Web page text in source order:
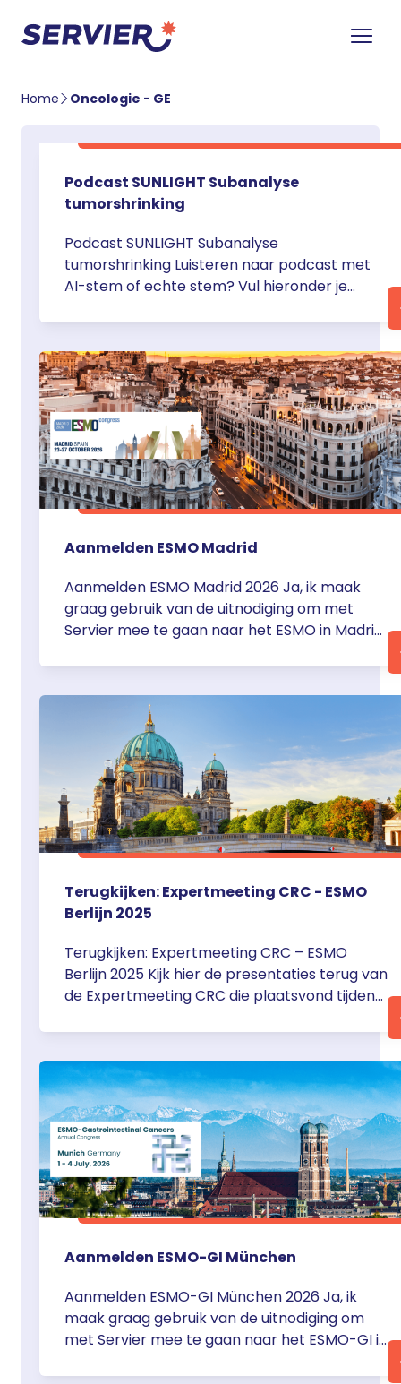
Home Oncologie - GE
Podcast SUNLIGHT Subanalyse
tumorshrinking
Podcast SUNLIGHT Subanalyse
tumorshrinking Luisteren naar podcast met
AI-stem of echte stem? Vul hieronder je
stem, kan hier. AI of echte stem? Stem!
Download de SUNLIGHT Subanalyse Download
de tekst van de podcast
Aanmelden ESMO Madrid
Aanmelden ESMO Madrid 2026 Ja, ik maak
graag gebruik van de uitnodiging om met
Servier mee te gaan naar het ESMO in Madrid
oktober 2026. Servier Nederland zorgt voor
de vliegtickets, transfers, inschrijving congres,
hotelovernachtingen en
dinerarrangementen, uiteraard in
overeenstemming met de geldende CGR-
richtlijnen. Voor het … <a
href="https://servier.nl/aanmelden-esmo-
madrid/">Continued</a>
Terugkijken: Expertmeeting CRC - ESMO
Berlijn 2025
Terugkijken: Expertmeeting CRC – ESMO
Berlijn 2025 Kijk hier de presentaties terug van
de Expertmeeting CRC die plaatsvond tijdens
Tijdens deze middagsessie, met als voorzitter
Jeanine Roodhart (UMCU), kwamen drie
actuele thema’s binnen de behandeling van
colorectaal carcinoom aan bod. Tim Calon
(MUMC) opende met een … <a
href="https://servier.nl/terugkijken-
expertmeeting-crc-esmo-berlijn-
2025/">Continued</a>
Aanmelden ESMO-GI München
Aanmelden ESMO-GI München 2026 Ja, ik
maak graag gebruik van de uitnodiging om
met Servier mee te gaan naar het ESMO-GI in